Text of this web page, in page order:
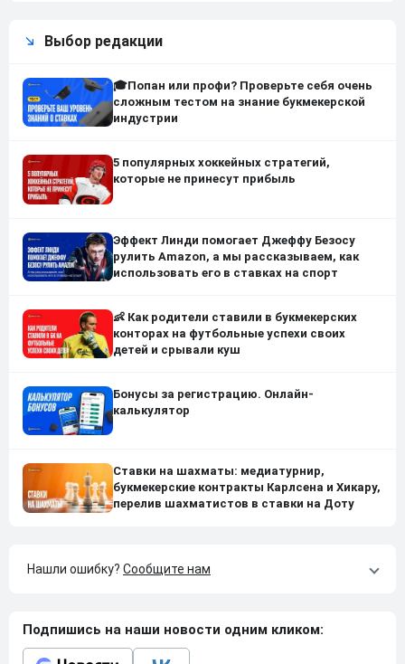
Выбор редакции
🎓Попан или профи? Проверьте себя очень
сложным тестом на знание букмекерской
индустрии
5 популярных хоккейных стратегий,
которые не принесут прибыль
Эффект Линди помогает Джеффу Безосу
рулить Amazon, а мы рассказываем, как
использовать его в ставках на спорт
👶 Как родители ставили в букмекерских
конторах на футбольные успехи своих
детей и срывали куш
Бонусы за регистрацию. Онлайн-
калькулятор
Ставки на шахматы: медиатурнир,
букмекерские контракты Карлсена и Хикару,
перелив шахматистов в ставки на Доту
Нашли ошибку? Сообщите нам
Подпишись на наши новости одним кликом: